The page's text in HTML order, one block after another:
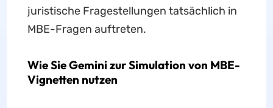
juristische Fragestellungen tatsächlich in
MBE-Fragen auftreten.
Wie Sie Gemini zur Simulation von MBE-
Vignetten nutzen